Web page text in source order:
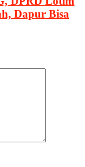
Dapur Bisa